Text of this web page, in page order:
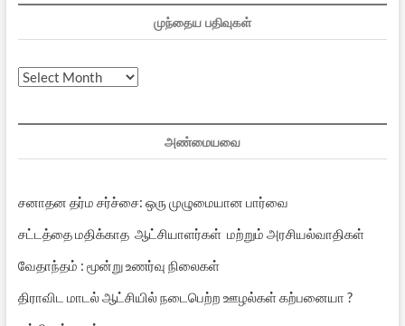
முந்தைய பதிவுகள்
முந்தைய
அண்மையவை
சனாதன தர்ம சர்ச்சை: ஒரு முழுமையான பார்வை
சட்டத்தை மதிக்காத ஆட்சியாளர்கள் மற்றும் அரசியல்வாதிகள்
வேதாந்தம் : மூன்று உணர்வு நிலைகள்
திராவிட மாடல் ஆட்சியில் நடைபெற்ற ஊழல்கள் கற்பனையா ?